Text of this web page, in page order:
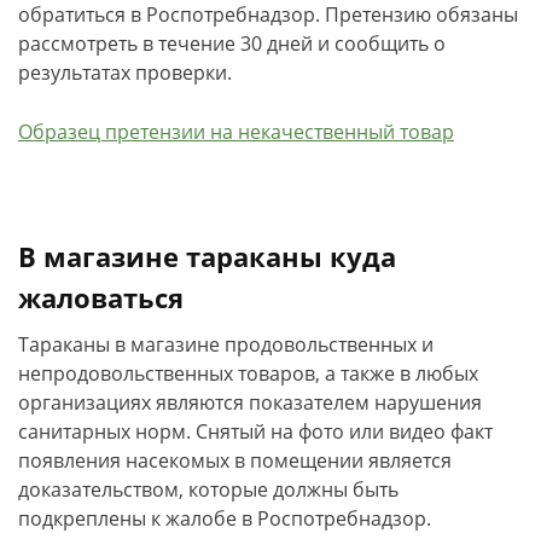
обратиться в Роспотребнадзор. Претензию обязаны
рассмотреть в течение 30 дней и сообщить о
результатах проверки.
Образец претензии на некачественный товар
В магазине тараканы куда
жаловаться
Тараканы в магазине продовольственных и
непродовольственных товаров, а также в любых
организациях являются показателем нарушения
санитарных норм. Снятый на фото или видео факт
появления насекомых в помещении является
доказательством, которые должны быть
подкреплены к жалобе в Роспотребнадзор.